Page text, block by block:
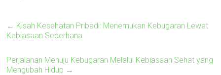
← Kisah Kesehatan Pribadi: Menemukan Kebugaran Lewat
Kebiasaan Sederhana
Perjalanan Menuju Kebugaran Melalui Kebiasaan Sehat yang
Mengubah Hidup →